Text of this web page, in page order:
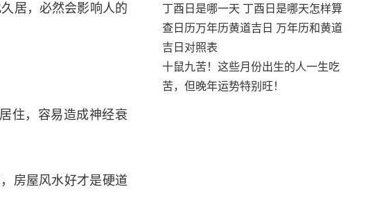
居，必然会影响人的
住，容易造成神经衰
房屋风水好才是硬道
丁酉日是哪一天 丁酉日是哪天怎样算
查日历万年历黄道吉日 万年历和黄道
吉日对照表
十鼠九苦！这些月份出生的人一生吃
苦，但晚年运势特别旺！